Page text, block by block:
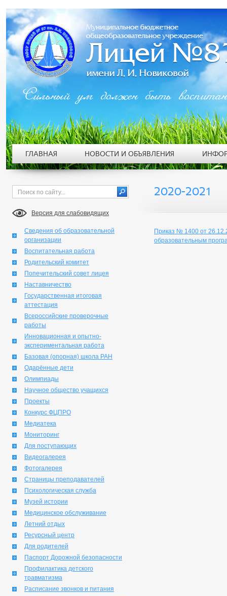
Версия для слабовидящих
Сведения об образовательной
организации
Воспитательная работа
Родительский комитет
Попечительский совет лицея
Наставничество
Государственная итоговая
аттестация
Всероссийские проверочные
работы
Инновационная и опытно-
экспериментальная работа
Базовая (опорная) школа РАН
Одарённые дети
Олимпиады
Научное общество учащихся
Проекты
Конкурс ФЦПРО
Медиатека
Мониторинг
Для поступающих
Видеогалерея
Фотогалерея
Страницы преподавателей
Психологическая служба
Музей истории
Медицинское обслуживание
Летний отдых
Ресурсный центр
Для родителей
Паспорт Дорожной безопасности
Профилактика детского
травматизма
Расписание звонков и питания
2020-2021
Приказ № 1400 от
образовательным
Сильный ум должен быть
ГЛАВНАЯ НОВОСТИ И ОБЪЯВЛЕНИЯ